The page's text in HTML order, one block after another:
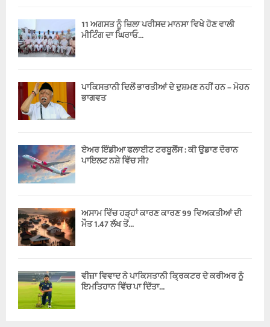
11 ਅਗਸਤ ਨੂੰ ਜ਼ਿਲਾ ਪਰੀਸਦ ਮਾਨਸਾ ਵਿਖੇ ਹੋਣ ਵਾਲੀ
ਮੀਟਿੰਗ ਦਾ ਘਿਰਾਓ...
ਪਾਕਿਸਤਾਨੀ ਦਿਲੋਂ ਭਾਰਤੀਆਂ ਦੇ ਦੁਸ਼ਮਣ ਨਹੀਂ ਹਨ – ਮੋਹਨ
ਭਾਗਵਤ
ਏਅਰ ਇੰਡੀਆ ਫਲਾਈਟ ਟਰਬੂਲੈਂਸ : ਕੀ ਉਡਾਣ ਦੌਰਾਨ
ਪਾਇਲਟ ਨਸ਼ੇ ਵਿੱਚ ਸੀ?
ਅਸਾਮ ਵਿੱਚ ਹੜ੍ਹਾਂ ਕਾਰਣ ਕਾਰਣ 99 ਵਿਅਕਤੀਆਂ ਦੀ
ਮੌਤ 1.47 ਲੱਖ ਤੋਂ...
ਵੀਜ਼ਾ ਵਿਵਾਦ ਨੇ ਪਾਕਿਸਤਾਨੀ ਕ੍ਰਿਕਟਰ ਦੇ ਕਰੀਅਰ ਨੂੰ
ਇਮਤਿਹਾਨ ਵਿੱਚ ਪਾ ਦਿੱਤਾ...